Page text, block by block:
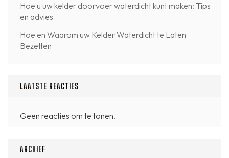
Hoe u uw kelder doorvoer waterdicht kunt maken: Tips
en advies
Hoe en Waarom uw Kelder Waterdicht te Laten
Bezetten
LAATSTE REACTIES
Geen reacties om te tonen.
ARCHIEF